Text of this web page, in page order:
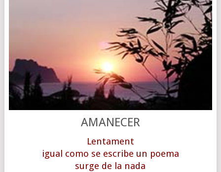
AMANECER
Lentament
igual como se escribe un poema
surge de la nada